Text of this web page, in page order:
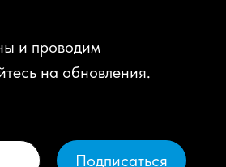
и проводим
на обновления.
Подписаться